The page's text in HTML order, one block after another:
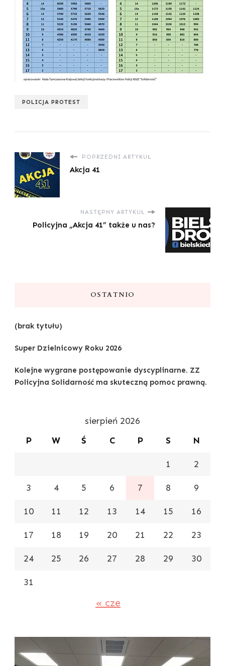
POLICJA PROTEST
POPRZEDNI ARTYKUŁ
Akcja 41
NASTĘPNY ARTYKUŁ
Policyjna „Akcja 41” także u nas?
OSTATNIO
(brak tytułu)
Super Dzielnicowy Roku 2026
Kolejne wygrane postępowanie dyscyplinarne. ZZ
Policyjna Solidarność ma skuteczną pomoc prawną.
sierpień 2026
P
W Ś C P S N
1 2
3 4 5 6 7 8 9
10 11 12 13 14 15 16
17 18 19 20 21 22 23
24 25 26 27 28 29 30
31
« cze